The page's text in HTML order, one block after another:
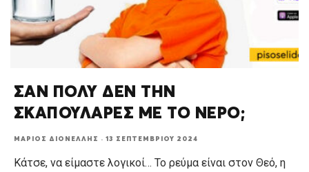
ΣΑΝ ΠΟΛΥ ΔΕΝ ΤΗΝ
ΣΚΑΠΟΥΛΑΡΕΣ ΜΕ ΤΟ ΝΕΡΟ;
ΜΆΡΙΟΣ ΔΙΟΝΈΛΛΗΣ · 13 ΣΕΠΤΕΜΒΡΊΟΥ 2024
Κάτσε, να είμαστε λογικοί… Το ρεύμα είναι στον Θεό, η